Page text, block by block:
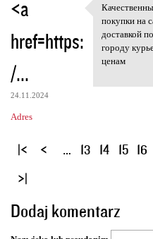
<a
href=https:
/...
24.11.2024
Adres
покупки на
доставкой по
городу
ценам
S
o
n
… 13 14 15 16
Dodaj komentarz